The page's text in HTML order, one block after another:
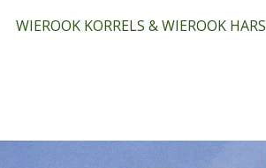
WIEROOK KORRELS & WIEROOK HARS